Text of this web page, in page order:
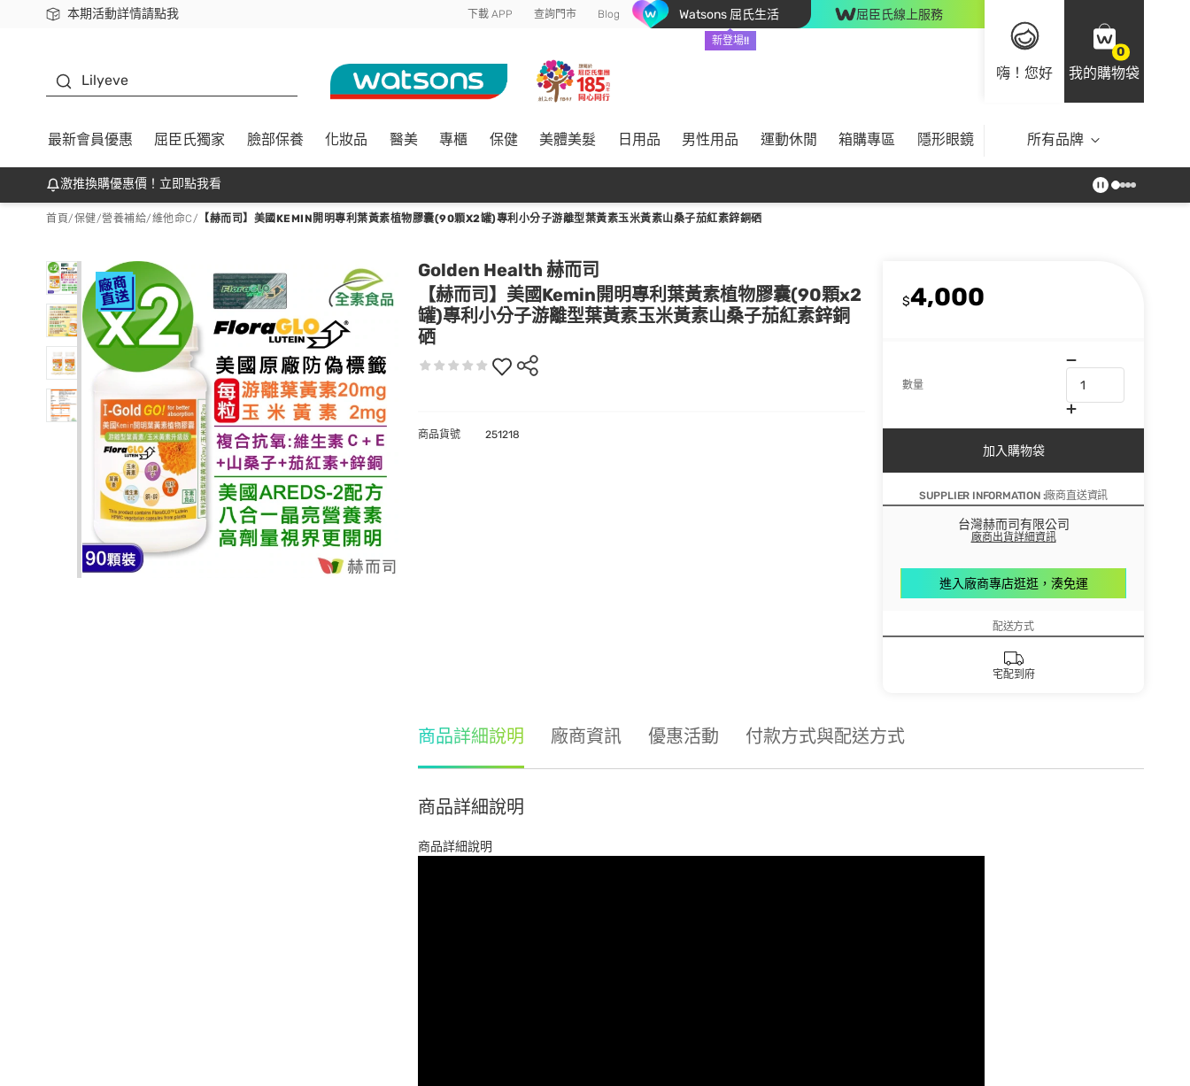
本期活動詳情請點我
下載app最高回饋$350 下載 APP 查詢門市 Blog Watsons 屈氏生活
新登場!!
屈臣氏線上服務
嗨！您好
0
我的購物袋
Lilyeve
最新會員優惠 屈臣氏獨家 臉部保養 化妝品 醫美 專櫃 保健 美體美髮 日用品 男性用品 運動休閒 箱購專區 隱形眼鏡 所有品牌
激推換購優惠價！立即點我看
首頁/保健/營養補給/維他命C/ 【赫而司】美國KEMIN開明專利葉黃素植物膠囊(90顆X2罐)專利小分子游離型葉黃素玉米黃素山桑子茄紅素鋅銅硒
Golden Health 赫而司
【赫而司】美國Kemin開明專利葉黃素植物膠囊(90顆x2
罐)專利小分子游離型葉黃素玉米黃素山桑子茄紅素鋅銅
硒
$4,000
數量
加入購物袋
SUPPLIER INFORMATION :廠商直送資訊
台灣赫而司有限公司
廠商出貨詳細資訊
進入廠商專店逛逛，湊免運
配送方式
宅配到府
商品貨號 251218
商品詳細說明 廠商資訊 優惠活動 付款方式與配送方式
商品詳細說明
商品詳細說明